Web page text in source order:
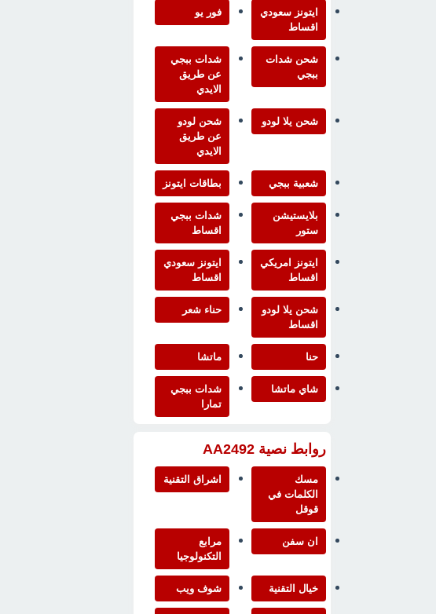
ايتونز سعودي
اقساط
فور يو
شحن شدات
ببجي
شدات ببجي
عن طريق
الايدي
شحن يلا لودو
شحن لودو
عن طريق
الايدي
شعبية ببجي بطاقات ايتونز
بلايستيشن
ستور
شدات ببجي
اقساط
ايتونز امريكي
اقساط
ايتونز سعودي
اقساط
شحن يلا لودو
اقساط
حناء شعر
حنا ماتشا
شاي ماتشا
شدات ببجي
تمارا
روابط نصية AA2492
مسك
الكلمات في
قوقل
اشراق التقنية
ان سفن
مرابع
التكنولوجيا
خيال التقنية شوف ويب